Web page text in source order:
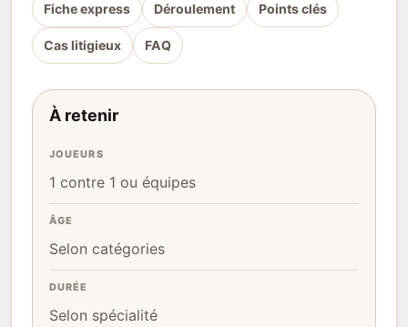
Fiche express Déroulement Points clés
Cas litigieux FAQ
À retenir
JOUEURS
1 contre 1 ou équipes
ÂGE
Selon catégories
DURÉE
Selon spécialité